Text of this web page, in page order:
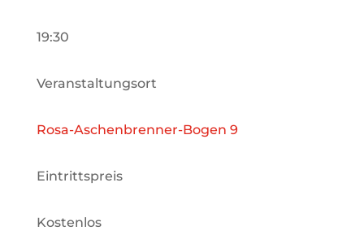
19:30
Veranstaltungsort
Rosa-Aschenbrenner-Bogen 9
Eintrittspreis
Kostenlos